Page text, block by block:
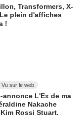
Transformers, X-
plein d'affiches
!
Vu sur le web
annonce L'Ex de ma
Nakache
Rossi Stuart.